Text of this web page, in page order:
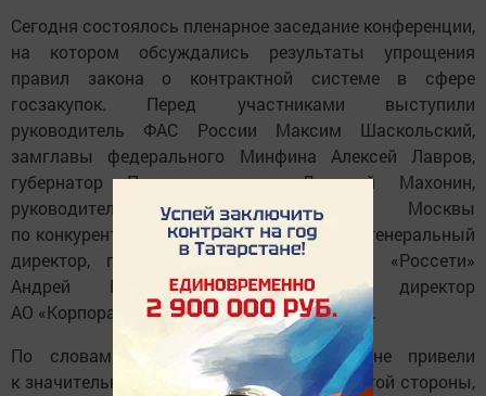
Сегодня состоялось пленарное заседание конференции,
на котором обсуждались результаты упрощения
правил закона о контрактной системе в сфере
госзакупок. Перед участниками выступили
руководитель ФАС России Максим Шаскольский,
замглавы федерального Минфина Алексей Лавров,
губернатор Пермского края Дмитрий Махонин,
руководитель Департамента города Москвы
по конкурентной политике Кирилл Пуртов, генеральный
директор, председатель правления ПАО «Россети»
Андрей Рюмин и генеральный директор
АО «Корпорация «МСП» Александр Исаевич.
По словам Лаврова, новые правила не привели
к значительному росту конкуренции, с другой стороны,